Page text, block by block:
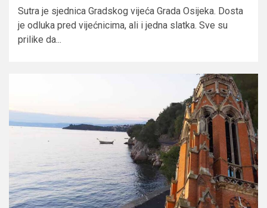
Sutra je sjednica Gradskog vijeća Grada Osijeka. Dosta
je odluka pred vijećnicima, ali i jedna slatka. Sve su
prilike da...